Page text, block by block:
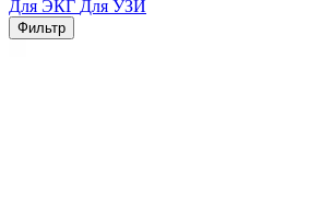
Для ЭКГ Для УЗИ
Фильтр